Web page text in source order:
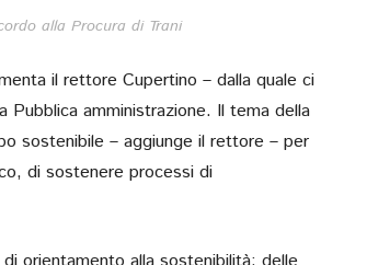
alla Procura di Trani
il rettore Cupertino – dalla quale ci
amministrazione. Il tema della
sostenibile – aggiunge il rettore – per
di sostenere processi di
laboratorio PolySense,